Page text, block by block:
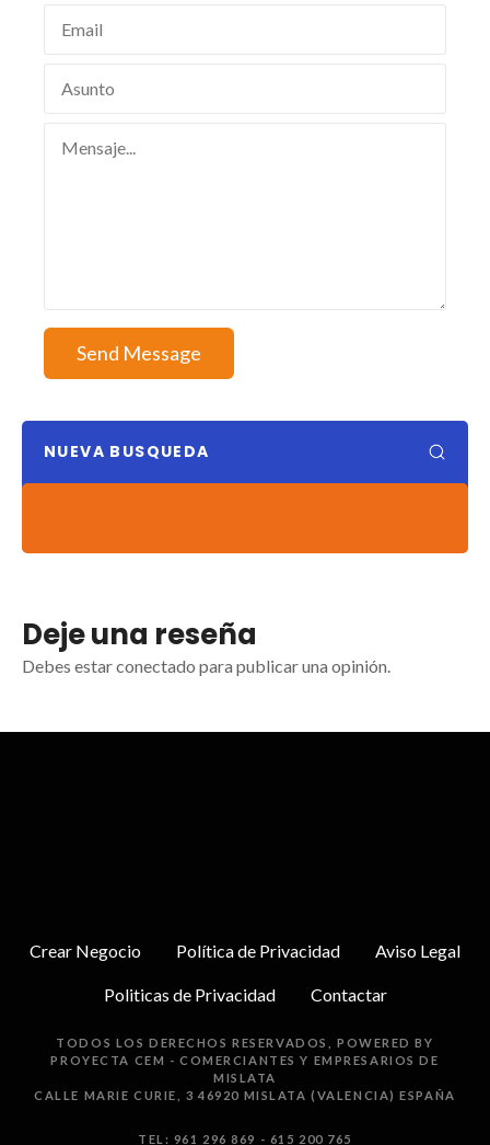
Send Message
NUEVA BUSQUEDA
Deje una reseña
Debes estar conectado para publicar una opinión.
Crear Negocio Política de Privacidad Aviso Legal
Politicas de Privacidad Contactar
TODOS LOS DERECHOS RESERVADOS, POWERED BY
PROYECTA CEM - COMERCIANTES Y EMPRESARIOS DE
MISLATA
CALLE MARIE CURIE, 3 46920 MISLATA (VALENCIA) ESPAÑA
TEL: 961 296 869 - 615 200 765